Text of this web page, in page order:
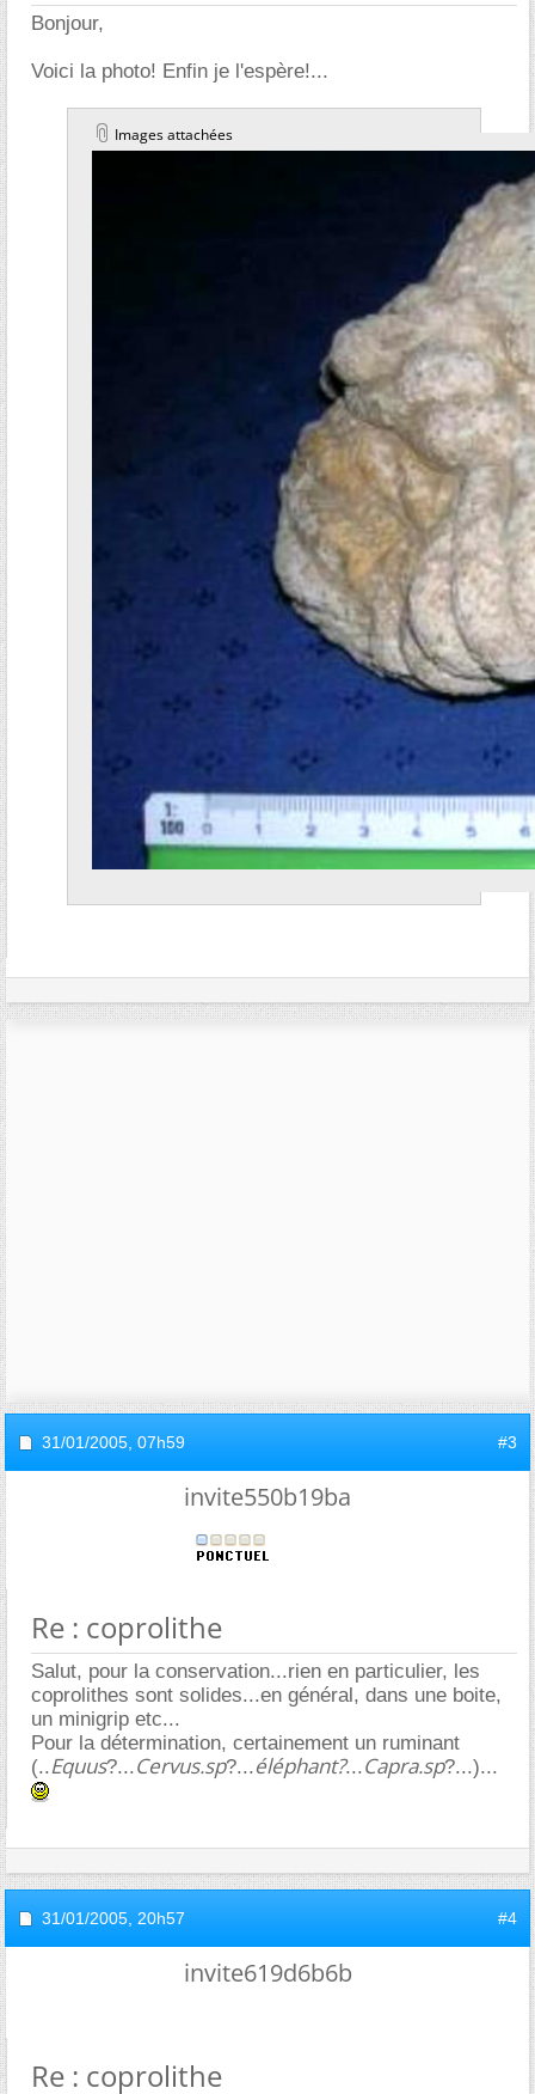
Bonjour,
Voici la photo! Enfin je l'espère!...
Images attachées
31/01/2005, 07h59 #3
invite550b19ba
Re : coprolithe
Salut, pour la conservation...rien en particulier, les
coprolithes sont solides...en général, dans une boite,
un minigrip etc...
Pour la détermination, certainement un ruminant
(..Equus?...Cervus.sp?...éléphant?...Capra.sp?...)...
31/01/2005, 20h57 #4
invite619d6b6b
Re : coprolithe